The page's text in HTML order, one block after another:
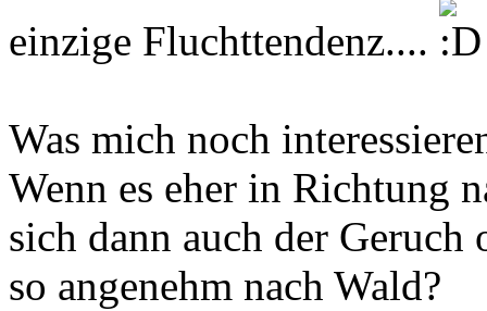
einzige Fluchttendenz....
Was mich noch
Wenn es eher in Richtung
sich dann auch der
so angenehm nach Wald?